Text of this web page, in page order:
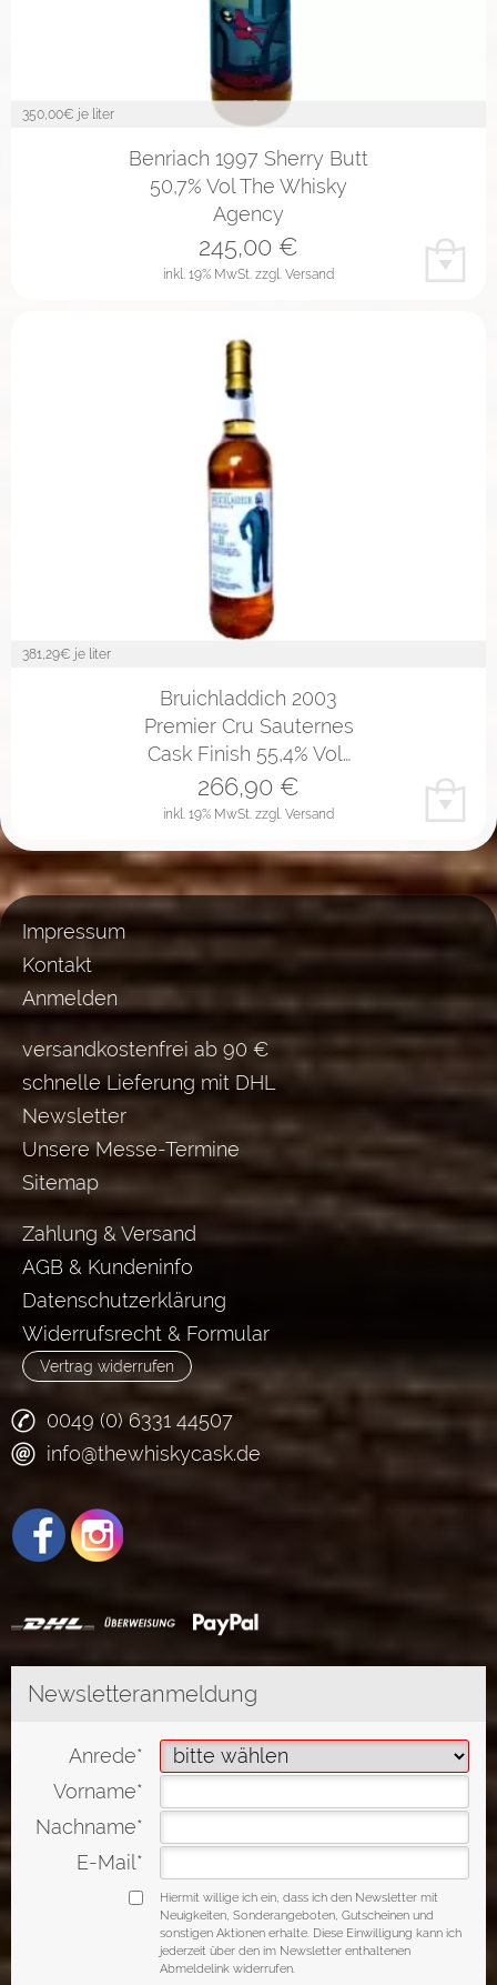
350,00€ je liter
Benriach 1997 Sherry Butt
50,7% Vol The Whisky
Agency
inkl. 19% MwSt. zzgl. Versand
245,00 €
381,29€ je liter
Bruichladdich 2003
Premier Cru Sauternes
Cask Finish 55,4% Vol…
inkl. 19% MwSt. zzgl. Versand
266,90 €
Impressum
Kontakt
Anmelden
versandkostenfrei ab 90 €
schnelle Lieferung mit DHL
Newsletter
Unsere Messe-Termine
Sitemap
Zahlung & Versand
AGB & Kundeninfo
Datenschutzerklärung
Widerrufsrecht & Formular
Vertrag widerrufen
0049 (0) 6331 44507
info@thewhiskycask.de